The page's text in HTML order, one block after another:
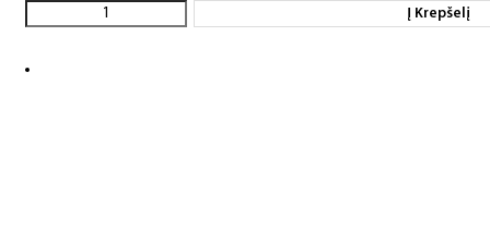
Į Krepšelį